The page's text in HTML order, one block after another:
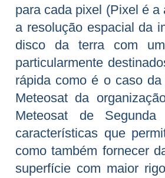
para cada pixel (Pixel é a
a resolução espacial da
disco da terra com
particularmente
rápida como é o caso
Meteosat da
Meteosat de
características que
como também fornecer
superfície com maior